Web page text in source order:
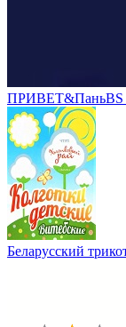
ПРИВЕТ&ПаньBS
Беларусский